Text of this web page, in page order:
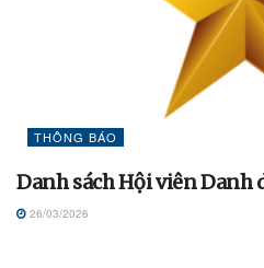
THÔNG BÁO
Danh sách Hội viên Danh
26/03/2026